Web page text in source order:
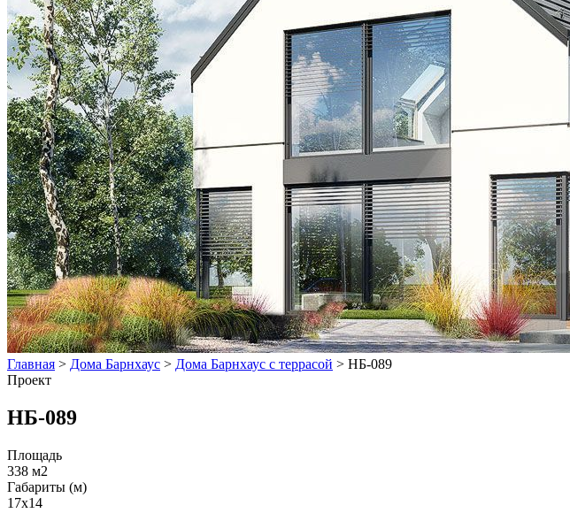
Главная > Дома Барнхаус > Дома Барнхаус с террасой > НБ-089
Проект
НБ-089
Площадь
338 м2
Габариты (м)
17x14